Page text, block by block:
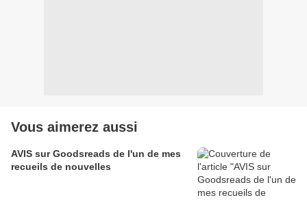
Vous aimerez aussi
AVIS sur Goodsreads de l'un de mes
recueils de nouvelles